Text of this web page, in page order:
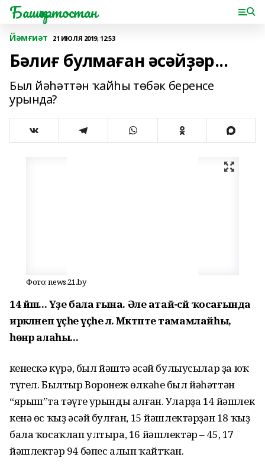
Башҡортостан
Йәмғиәт 21 ИЮЛЯ 2019, 12:53
Бәлиғ булмаған әсәйҙәр...
Был йәһәттән ҡайһы төбәк беренсе
урында?
Фото: news.21.by
14 йәш... Үҙе бала ғына. Әле атай-әсәй ҡосағында
иркәләнеп үҫәһе үҫәһе лә. Мәктәпте тамамлайһы,
һөнәр алаһы...
Үкенескә күрә, был йәштә әсәй булыусылар ҙа юҡ
түгел. Былтыр Воронеж өлкәһе был йәһәттән
“ярыш”та тәүге урынды алған. Уларҙа 14 йәшлек
кенә өс ҡыҙ әсәй булған, 15 йәшлектәрҙән 18 ҡыҙ
бала ҡосаҡлап ултыра, 16 йәшлектәр – 45, 17
йәшлектәр 94 бәпес алып ҡайтҡан.